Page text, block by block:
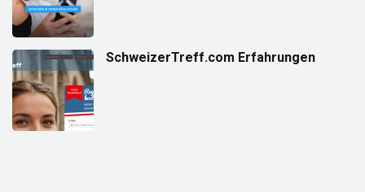
SchweizerTreff.com Erfahrungen